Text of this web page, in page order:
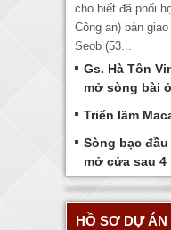
cho biết đã phối
Công an) bàn
Seob (53...
Gs. Hà Tôn
mở sòng bài
Triển lãm
Sòng bạc
mở cửa sau
HỒ SƠ DỰ ÁN